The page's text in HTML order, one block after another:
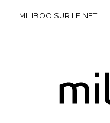
MILIBOO SUR LE NET